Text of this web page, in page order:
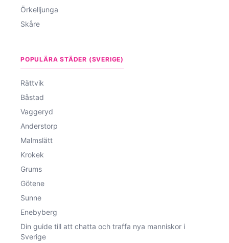
Örkelljunga
Skåre
POPULÄRA STÄDER (SVERIGE)
Rättvik
Båstad
Vaggeryd
Anderstorp
Malmslätt
Krokek
Grums
Götene
Sunne
Enebyberg
Din guide till att chatta och traffa nya manniskor i
Sverige